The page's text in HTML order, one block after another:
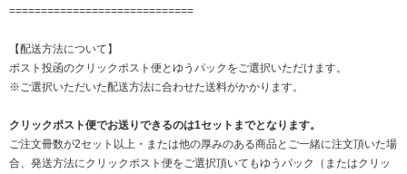
=============================
【配送方法について】
ポスト投函のクリックポスト便とゆうパックをご選択いただけます。
※ご選択いただいた配送方法に合わせた送料がかかります。
クリックポスト便でお送りできるのは1セットまでとなります。
ご注文冊数が2セット以上・または他の厚みのある商品とご一緒に注文頂いた場
合、発送方法にクリックポスト便をご選択頂いてもゆうパック（またはクリッ